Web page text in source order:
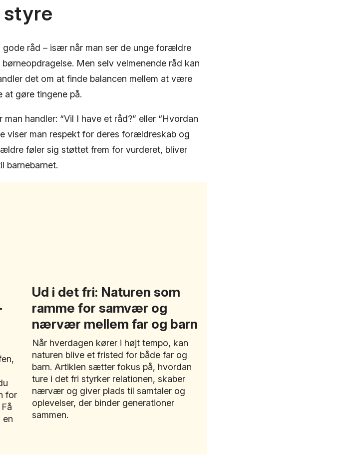
råd – især når man ser de unge forældre
Men selv velmenende råd kan
det om at finde balancen mellem at være
at gøre tingene på.
handler: “Vil I have et råd?” eller “Hvordan
viser man respekt for deres forældreskab og
føler sig støttet frem for vurderet, bliver
barnebarnet.
for
en
Ud i det fri: Naturen som
ramme for samvær og
nærvær mellem far og barn
Når hverdagen kører i højt tempo, kan
naturen blive et fristed for både far og
barn. Artiklen sætter fokus på, hvordan
ture i det fri styrker relationen, skaber
nærvær og giver plads til samtaler og
oplevelser, der binder generationer
sammen.